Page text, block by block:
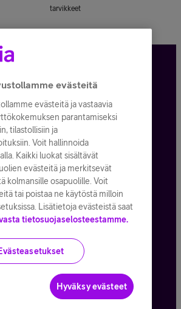
tarvikkeet
palvelukuvaukset
25,5%
2026
evästeitä
evästeitä ja vastaavia
parantamiseksi
tilastollisiin ja
Voit hallinnoida
Kaikki luokat sisältävät
evästeitä ja merkitsevät
kolmansille osapuolille. Voit
tai poistaa ne käytöstä milloin
Lisätietoja evästeistä saat
tietosuojaselosteestamme.
Evästeasetukset
Hyväksy evästeet